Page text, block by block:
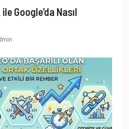
Google’da Nasıl